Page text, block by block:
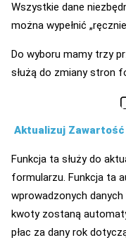
Wszystkie dane
można wypełnić
Do wyboru mamy trzy
służą do zmiany stron
Aktualizuj
Funkcja ta służy do
formularzu. Funkcja ta
wprowadzonych danych
kwoty zostaną
płac za dany rok